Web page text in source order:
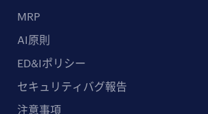
MRP
AI原則
ED&Iポリシー
セキュリティバグ報告
注意事項